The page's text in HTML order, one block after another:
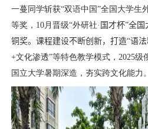
一蔓同学斩获“双语中国”全国大学生
等奖， 10月晋级“外研社· 国才杯”全
铜奖。课程建设不断创新，打造“语
+文化渗透”等特色教学模式，2025级
国立大学暑期深造，夯实跨文化能力。